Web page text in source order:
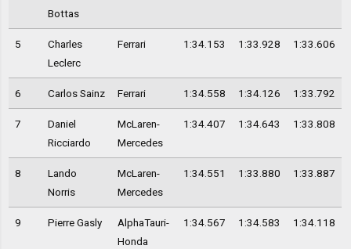
Bottas
5
Charles
Leclerc
Ferrari 1:34.153 1:33.928 1:33.606
6 Carlos Sainz Ferrari 1:34.558 1:34.126 1:33.792
7
Daniel
Ricciardo
McLaren-
Mercedes
1:34.407 1:34.643 1:33.808
8
Lando
Norris
McLaren-
Mercedes
1:34.551 1:33.880 1:33.887
9 Pierre Gasly
AlphaTauri-
Honda
1:34.567 1:34.583 1:34.118